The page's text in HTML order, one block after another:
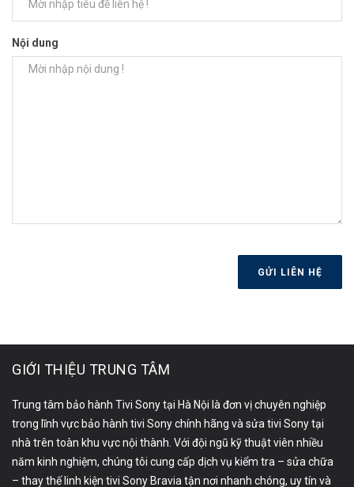
Nội dung
GỬI LIÊN HỆ
GIỚI THIỆU TRUNG TÂM
Trung tâm bảo hành Tivi Sony tại Hà Nội là đơn vị chuyên nghiệp
trong lĩnh vực bảo hành tivi Sony chính hãng và sửa tivi Sony tại
nhà trên toàn khu vực nội thành. Với đội ngũ kỹ thuật viên nhiều
năm kinh nghiệm, chúng tôi cung cấp dịch vụ kiểm tra – sửa chữa
– thay thế linh kiện tivi Sony Bravia tận nơi nhanh chóng, uy tín và